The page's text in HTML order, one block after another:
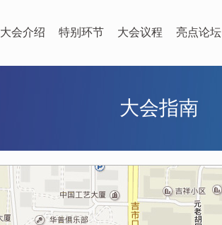
大会介绍 特别环节 大会议程 亮点论坛
大会指南